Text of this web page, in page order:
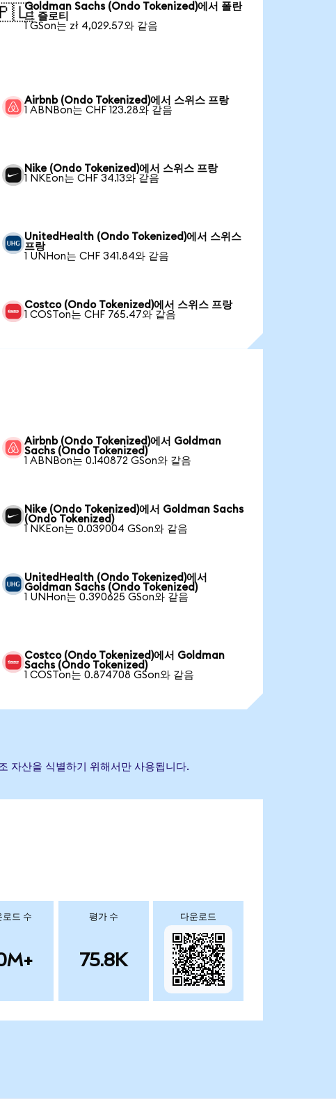
Goldman Sachs (Ondo Tokenized)에서 폴란
드 즐로티
1 GSon는 zł 4,029.57와 같음
Airbnb (Ondo Tokenized)에서 스위스 프랑
1 ABNBon는 CHF 123.28와 같음
Nike (Ondo Tokenized)에서 스위스 프랑
1 NKEon는 CHF 34.13와 같음
UnitedHealth (Ondo Tokenized)에서 스위스
프랑
1 UNHon는 CHF 341.84와 같음
Costco (Ondo Tokenized)에서 스위스 프랑
1 COSTon는 CHF 765.47와 같음
Airbnb (Ondo Tokenized)에서 Goldman
Sachs (Ondo Tokenized)
1 ABNBon는 0.140872 GSon와 같음
Nike (Ondo Tokenized)에서 Goldman Sachs
(Ondo Tokenized)
1 NKEon는 0.039004 GSon와 같음
UnitedHealth (Ondo Tokenized)에서
Goldman Sachs (Ondo Tokenized)
1 UNHon는 0.390625 GSon와 같음
Costco (Ondo Tokenized)에서 Goldman
Sachs (Ondo Tokenized)
1 COSTon는 0.874708 GSon와 같음
자산을 식별하기 위해서만 사용됩니다.
로드 수 평가 수
75.8K
다운로드